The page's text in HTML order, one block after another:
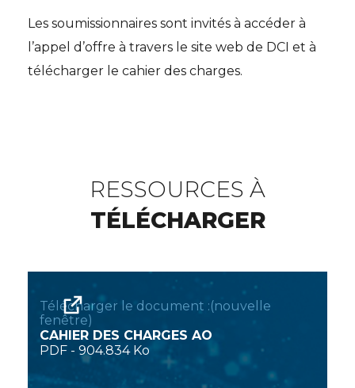
Les soumissionnaires sont invités à accéder à
l’appel d’offre à travers le site web de DCI et à
télécharger le cahier des charges.
RESSOURCES À
TÉLÉCHARGER
Télécharger le document :(nouvelle
fenêtre)
CAHIER DES CHARGES AO
PDF - 904.834 Ko